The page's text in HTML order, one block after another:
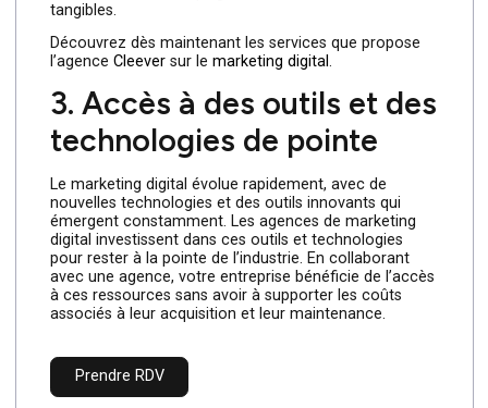
Les agences de marketing digital emploient des
professionnels qualifiés dans divers domaines, tels que
la stratégie numérique, le design web, le contenu
spécialisée leur permet de créer des campagnes
efficaces et ciblées qui génèrent des résultats
tangibles.
Découvrez dès maintenant les services que propose
l’agenceCleeversur lemarketing digital.
3. Accès à des outils et des
technologies de pointe
nouvelles technologies et des outils innovants qui
émergent constamment. Les agences de marketing
digital investissent dans ces outils et technologies